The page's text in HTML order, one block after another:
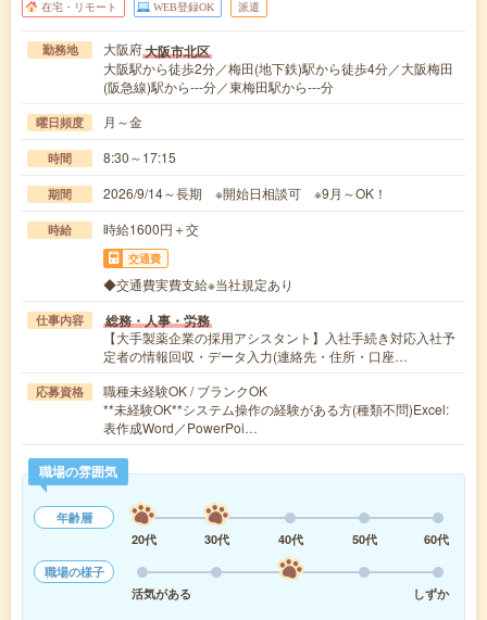
在宅・リモート WEB登録OK 派遣
勤務地 大阪府大阪市北区
大阪駅から徒歩2分／梅田(地下鉄)駅から徒歩4分／大阪梅田
(阪急線)駅から---分／東梅田駅から---分
曜日頻度 月～金
時間 8:30～17:15
期間 2026/9/14～長期 ※開始日相談可 ※9月～OK！
時給 時給1600円＋交
交通費
◆交通費実費支給※当社規定あり
仕事内容 総務・人事・労務
【大手製薬企業の採用アシスタント】入社手続き対応入社予
定者の情報回収・データ入力(連絡先・住所・口座…
応募資格
職種未経験OK / ブランクOK
**未経験OK**システム操作の経験がある方(種類不問)Excel:
表作成Word／PowerPoi…
職場の雰囲気
年齢層
20代
30代 40代 50代
60代
職場の様子
活気がある
しずか